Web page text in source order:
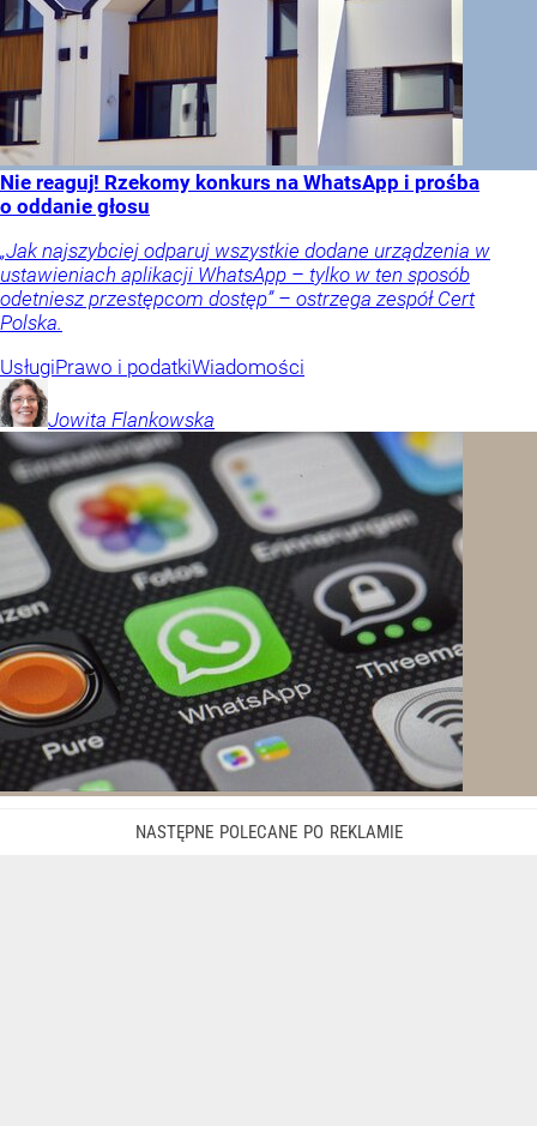
Nie reaguj! Rzekomy konkurs na WhatsApp i prośba
o oddanie głosu
„Jak najszybciej odparuj wszystkie dodane urządzenia w
ustawieniach aplikacji WhatsApp – tylko w ten sposób
odetniesz przestępcom dostęp” – ostrzega zespół Cert
Polska.
UsługiPrawo i podatkiWiadomości
Jowita Flankowska